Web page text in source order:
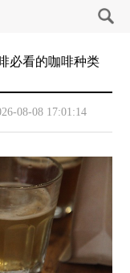
必看的咖啡种类
08-08 17:01:14